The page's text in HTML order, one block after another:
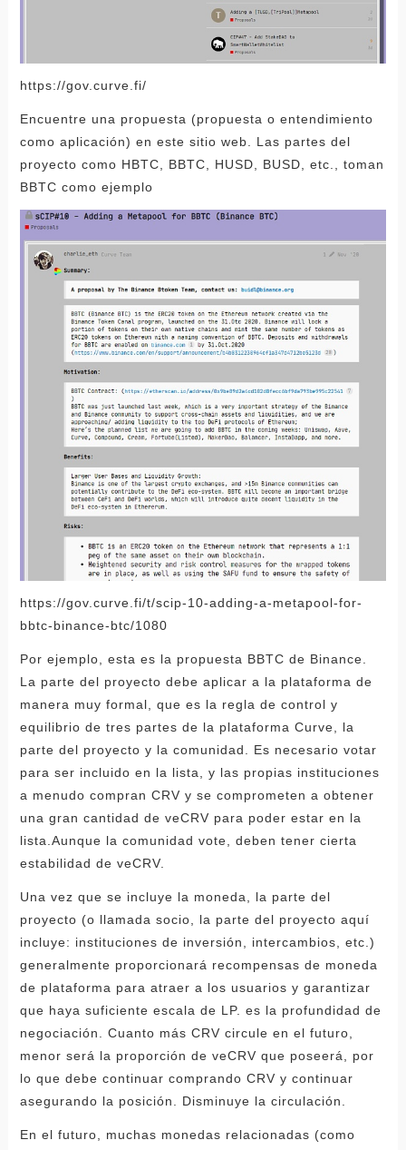
https://gov.curve.fi/
Encuentre una propuesta (propuesta o entendimiento
como aplicación) en este sitio web. Las partes del
proyecto como HBTC, BBTC, HUSD, BUSD, etc., toman
BBTC como ejemplo
https://gov.curve.fi/t/scip-10-adding-a-metapool-for-
bbtc-binance-btc/1080
Por ejemplo, esta es la propuesta BBTC de Binance.
La parte del proyecto debe aplicar a la plataforma de
manera muy formal, que es la regla de control y
equilibrio de tres partes de la plataforma Curve, la
parte del proyecto y la comunidad. Es necesario votar
para ser incluido en la lista, y las propias instituciones
a menudo compran CRV y se comprometen a obtener
una gran cantidad de veCRV para poder estar en la
lista.Aunque la comunidad vote, deben tener cierta
estabilidad de veCRV.
Una vez que se incluye la moneda, la parte del
proyecto (o llamada socio, la parte del proyecto aquí
incluye: instituciones de inversión, intercambios, etc.)
generalmente proporcionará recompensas de moneda
de plataforma para atraer a los usuarios y garantizar
que haya suficiente escala de LP. es la profundidad de
negociación. Cuanto más CRV circule en el futuro,
menor será la proporción de veCRV que poseerá, por
lo que debe continuar comprando CRV y continuar
asegurando la posición. Disminuye la circulación.
En el futuro, muchas monedas relacionadas (como